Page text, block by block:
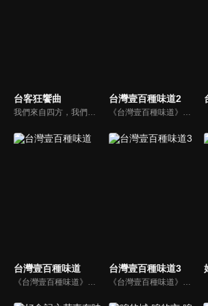
台客狂饗曲
我們來自四方，我們落腳福爾摩沙，我們在這寶島作客，我們都是美麗台灣的客人，我們邀您一起演繹台客狂饗曲。
台灣壹百種味道2
《台灣壹百種味道》以台灣味為主角，透過節目，呈現每一道台灣菜的滋味與廚師的故事。每集主題不只談食材的來源、廚師作法的異同，還有更多藉由一道道美食，看見每一位美食作手，背後所潛藏的人生故事。觀眾跟著節目裡面的故事，了解台灣美食、歷史淵源、多元文化、生活方式以及屬於台灣人的情感。
台灣壹百種味道
《台灣壹百種味道》以台灣味為主角，透過節目，呈現每一道台灣菜的滋味與廚師的故事。每集主題不只談食材的來源、廚師作法的異同，還有更多藉由一道道美食，看見每一位美食作手，背後所潛藏的人生故事。觀眾跟著節目裡面的故事，了解台灣美食、歷史淵源、多元文化、生活方式以及屬於台灣人的情感。
台灣壹百種味道3
《台灣壹百種味道》以台灣味為主角，透過節目，呈現每一道台灣菜的滋味與廚師的故事。每集主題不只談食材的來源、廚師作法的異同，還有更多藉由一道道美食，看見每一位美食作手，背後所潛藏的人生故事。觀眾跟著節目裡面的故事，了解台灣美食、歷史淵源、多元文化、生活方式以及屬於台灣人的情感。